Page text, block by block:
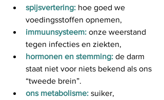
spijsvertering: hoe goed we
voedingsstoffen opnemen,
immuunsysteem: onze weerstand
tegen infecties en ziekten,
hormonen en stemming: de darm
staat niet voor niets bekend als ons
“tweede brein”.
ons metabolisme: suiker,